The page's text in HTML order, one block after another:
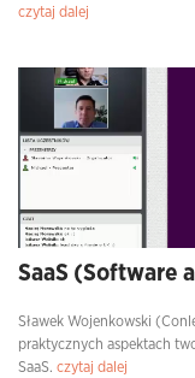
czytaj dalej
SaaS (Software
Sławek Wojenkowski
praktycznych aspektach
SaaS. czytaj dalej